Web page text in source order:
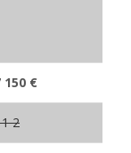
150 €
2